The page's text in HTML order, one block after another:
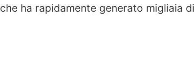
che ha rapidamente generato migliaia di